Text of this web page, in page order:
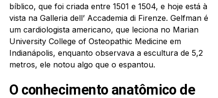
bíblico, que foi criada entre 1501 e 1504, e hoje está à
vista na Galleria dell’ Accademia di Firenze. Gelfman é
um cardiologista americano, que leciona no Marian
University College of Osteopathic Medicine em
Indianápolis, enquanto observava a escultura de 5,2
metros, ele notou algo que o espantou.
O conhecimento anatômico de